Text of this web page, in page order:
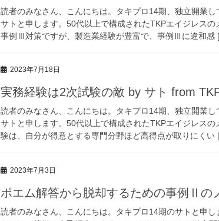
読者のみなさん、こんにちは。タキプロ14期、独立開業
サトと申します。50代以上で構成されたTKPエイジレス
事例Ⅲ対策ですが、製造業経験が豊富で、事例Ⅲに違和
2023年7月18日
実務経験は2次試験の敵 by サト from
読者のみなさん、こんにちは。タキプロ14期、独立開業
サトと申します。50代以上で構成されたTKPエイジレス
験は、自分が得意とする専門分野ほど高得点が取りにく
2023年7月3日
ポエム解答から脱却するための事例Ⅱの
読者のみなさん、こんにちは。タキプロ14期のサトと申